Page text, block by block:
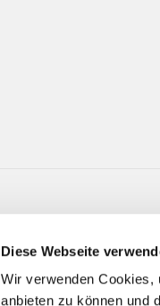
Diese Webseite
Wir verwenden Cookies,
anbieten zu können und